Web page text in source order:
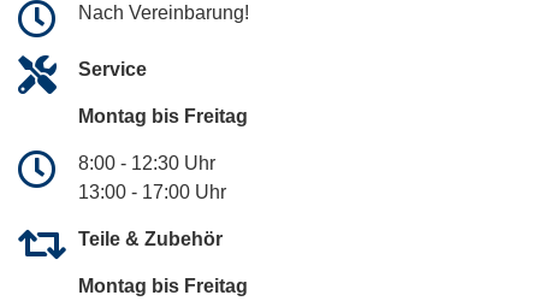
Nach Vereinbarung!
Service
Montag bis Freitag
8:00 - 12:30 Uhr
13:00 - 17:00 Uhr
Teile & Zubehör
Montag bis Freitag